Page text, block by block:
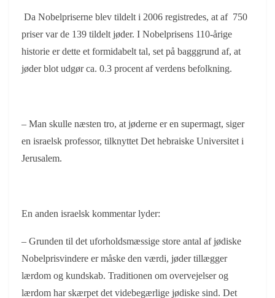
Da Nobelpriserne blev tildelt i 2006 registredes, at af 750
priser var de 139 tildelt jøder. I Nobelprisens 110-årige
historie er dette et formidabelt tal, set på bagggrund af, at
jøder blot udgør ca. 0.3 procent af verdens befolkning.
– Man skulle næsten tro, at jøderne er en supermagt, siger
en israelsk professor, tilknyttet Det hebraiske Universitet i
Jerusalem.
En anden israelsk kommentar lyder:
– Grunden til det uforholdsmæssige store antal af jødiske
Nobelprisvindere er måske den værdi, jøder tillægger
lærdom og kundskab. Traditionen om overvejelser og
lærdom har skærpet det videbegærlige jødiske sind. Det